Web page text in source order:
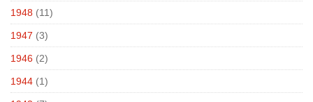
1948 (11)
1947 (3)
1946 (2)
1944 (1)